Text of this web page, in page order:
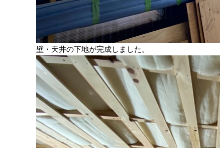
壁・天井の下地が完成しました。